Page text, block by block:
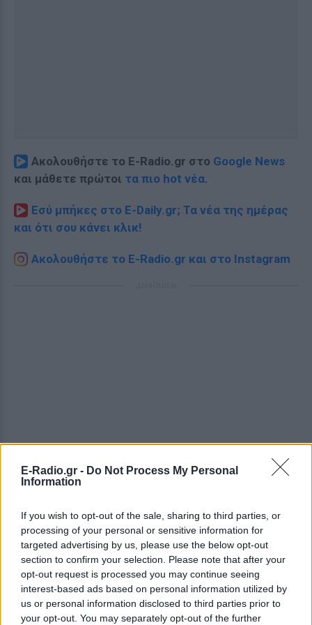
E-Radio.gr - Do Not Process My Personal
Information
If you wish to opt-out of the sale, sharing to third parties, or
processing of your personal or sensitive information for
targeted advertising by us, please use the below opt-out
section to confirm your selection. Please note that after your
opt-out request is processed you may continue seeing
interest-based ads based on personal information utilized by
us or personal information disclosed to third parties prior to
your opt-out. You may separately opt-out of the further
Ακολουθήστε το E-Radio.gr στο Google News
και μάθετε πρώτοι τα πιο hot νέα.
Εσύ μπήκες στο E-Daily.gr; Τα νέα της ημέρας
και ότι σου κάνει κλικ!
Ακολουθήστε το E-Radio.gr και στο Instagram